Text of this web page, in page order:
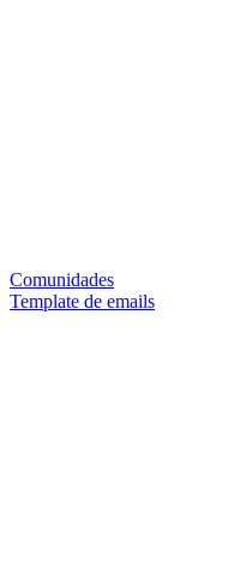
Comunidades
Template de emails